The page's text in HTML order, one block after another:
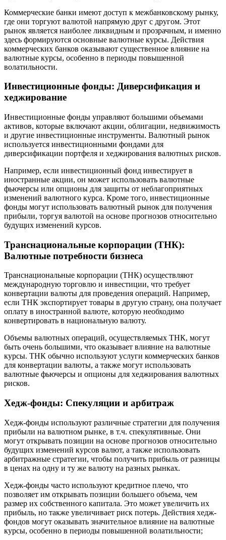
Коммерческие банки имеют доступ к межбанковскому рынку,
где они торгуют валютой напрямую друг с другом. Этот
рынок является наиболее ликвидным и прозрачным, и именно
здесь формируются основные валютные курсы. Действия
коммерческих банков оказывают существенное влияние на
валютные курсы, особенно в периоды повышенной
волатильности.
Инвестиционные фонды: Диверсификация и
хеджирование
Инвестиционные фонды управляют большими объемами
активов, которые включают акции, облигации, недвижимость
и другие инвестиционные инструменты. Валютный рынок
используется инвестиционными фондами для
диверсификации портфеля и хеджирования валютных рисков.
Например, если инвестиционный фонд инвестирует в
иностранные акции, он может использовать валютные
фьючерсы или опционы для защиты от неблагоприятных
изменений валютного курса. Кроме того, инвестиционные
фонды могут использовать валютный рынок для получения
прибыли, торгуя валютой на основе прогнозов относительно
будущих изменений курсов.
Транснациональные корпорации (ТНК):
Валютные потребности бизнеса
Транснациональные корпорации (ТНК) осуществляют
международную торговлю и инвестиции, что требует
конвертации валюты для проведения операций. Например,
если ТНК экспортирует товары в другую страну, она получает
оплату в иностранной валюте, которую необходимо
конвертировать в национальную валюту.
Объемы валютных операций, осуществляемых ТНК, могут
быть очень большими, что оказывает влияние на валютные
курсы. ТНК обычно используют услуги коммерческих банков
для конвертации валюты, а также могут использовать
валютные фьючерсы и опционы для хеджирования валютных
рисков.
Хедж-фонды: Спекуляции и арбитраж
Хедж-фонды используют различные стратегии для получения
прибыли на валютном рынке, в т.ч. спекулятивные. Они
могут открывать позиции на основе прогнозов относительно
будущих изменений курсов валют, а также использовать
арбитражные стратегии, чтобы получить прибыль от разницы
в ценах на одну и ту же валюту на разных рынках.
Хедж-фонды часто используют кредитное плечо, что
позволяет им открывать позиции большего объема, чем
размер их собственного капитала. Это может увеличить их
прибыль, но также увеличивает риск потерь. Действия хедж-
фондов могут оказывать значительное влияние на валютные
курсы, особенно в периоды повышенной волатильности;